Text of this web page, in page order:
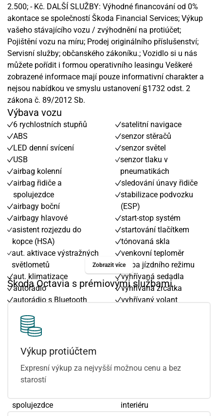
2.500; - Kč. DALŠÍ SLUŽBY: Výhodné financování od 0%
akontace se společností Škoda Financial Services; Výkup
vašeho stávajícího vozu / zvýhodnění na protiúčet;
Pojištění vozu na míru; Prodej originálního příslušenství;
Servisní služby; občanského zákoníku.; Vozidlo si u nás
můžete pořídit i formou operativního leasingu Veškeré
zobrazené informace mají pouze informativní charakter a
nejsou nabídkou ve smyslu ustanovení §1732 odst. 2
zákona č. 89/2012 Sb.
Výbava vozu
6 rychlostních stupňů
ABS
LED denní svícení
USB
airbag kolenní
airbag řidiče a
spolujezdce
airbagy boční
airbagy hlavové
asistent rozjezdu do
kopce (HSA)
aut. aktivace výstražných
světlometů
aut. klimatizace
autorádio
autorádio s Bluetooth
bezklíčové startování
bezklíčové startování a
odemykání
bluetooth
centrál dálkový
centrální zamykání
spolujezdce
satelitní navigace
senzor stěračů
senzor světel
senzor tlaku v
pneumatikách
sledování únavy řidiče
stabilizace podvozku
(ESP)
start-stop systém
startování tlačítkem
tónovaná skla
venkovní teploměr
volba jízdního režimu
vyhřívaná sedadla
vyhřívaná zrcátka
vyhřívaný volant
adaptivní tempomat
interiéru
Zobrazit více
Škoda Octavia s prémiovými službami
Výkup protiúčtem
Expresní výkup za nejvyšší možnou cenu a bez
starostí